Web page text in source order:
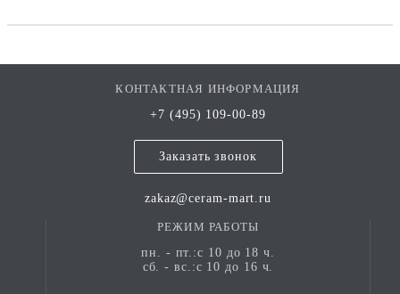
сей день украшает полы престижных вилл,
КОНТАКТНАЯ ИНФОРМАЦИЯ
+7 (495) 109-00-89
Заказать звонок
zakaz@ceram-mart.ru
РЕЖИМ РАБОТЫ
пн. - пт.:с 10 до 18 ч.
сб. - вс.:с 10 до 16 ч.